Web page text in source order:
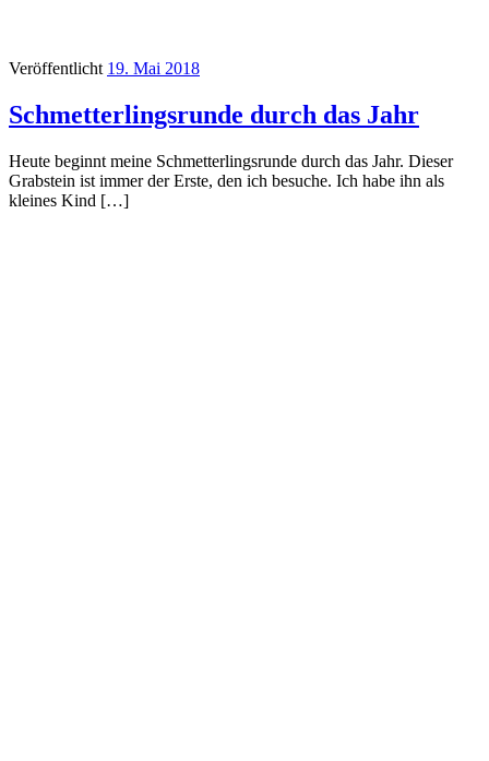
Veröffentlicht 19. Mai 2018
Schmetterlingsrunde durch das Jahr
Heute beginnt meine Schmetterlingsrunde durch das Jahr. Dieser
Grabstein ist immer der Erste, den ich besuche. Ich habe ihn als
kleines Kind […]